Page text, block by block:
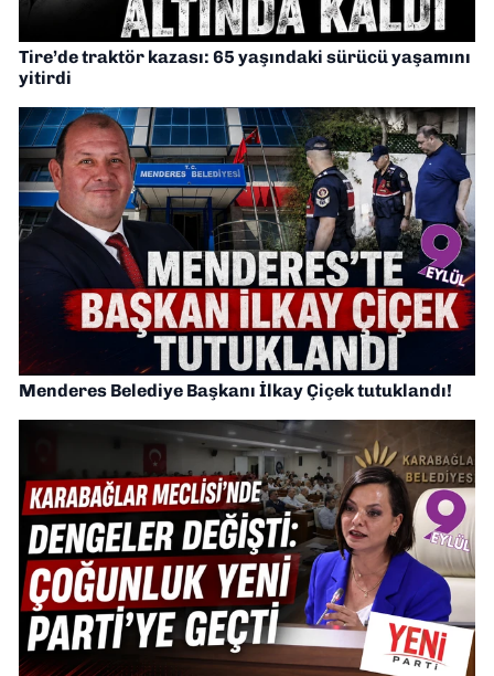
Tire’de traktör kazası: 65 yaşındaki sürücü yaşamını
yitirdi
Menderes Belediye Başkanı İlkay Çiçek tutuklandı!